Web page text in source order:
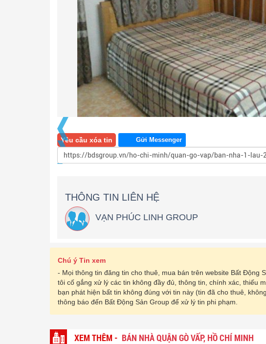
Yêu cầu xóa tin Gửi Messenger
THÔNG TIN LIÊN HỆ
VẠN PHÚC LINH GROUP
Chú ý Tin xem
- Mọi thông tin đăng tin cho thuê, mua bán trên website Bất Động
tôi cố gắng xử lý các tin không đầy đủ, thông tin, chính xác, thiếu
bạn phát hiện bất tin không đúng với tin này (tin đã cho thuê,
thông báo đến Bất Động Sản Group để xử lý tin phi phạm.
XEM THÊM - BÁN NHÀ QUẬN GÒ VẤP, HỒ CHÍ MINH